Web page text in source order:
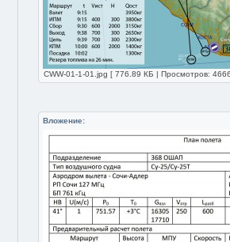
CWW-01-1-01.jpg [ 776.89 КБ | Просмотров:
Вложение: